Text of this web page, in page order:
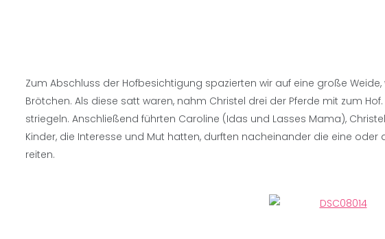
Zum Abschluss der Hofbesichtigung spazierten wir auf eine große
Brötchen. Als diese satt waren, nahm Christel drei der Pferde mit zum
striegeln. Anschließend führten Caroline (Idas und Lasses Mama),
Kinder, die Interesse und Mut hatten, durften nacheinander die eine
reiten.